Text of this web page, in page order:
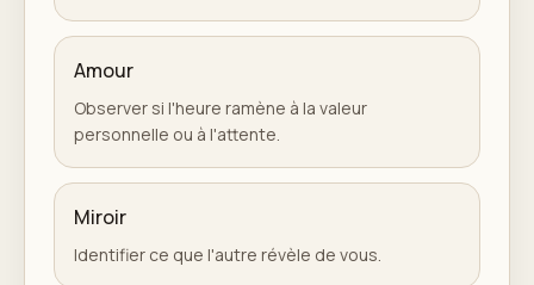
Amour
Observer si l'heure ramène à la valeur
personnelle ou à l'attente.
Miroir
Identifier ce que l'autre révèle de vous.